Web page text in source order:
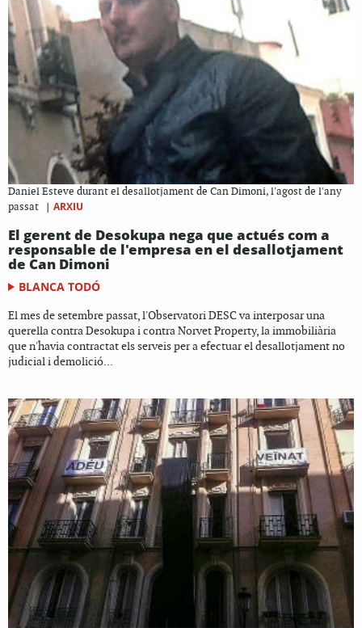
Daniel Esteve durant el desallotjament de Can Dimoni, l'agost de l'any
passat
| ARXIU
El gerent de Desokupa nega que actués com a
responsable de l'empresa en el desallotjament
de Can Dimoni
BLANCA TODÓ
El mes de setembre passat, l'Observatori DESC va interposar una
querella contra Desokupa i contra Norvet Property, la immobiliària
que n'havia contractat els serveis per a efectuar el desallotjament no
judicial i demolició...